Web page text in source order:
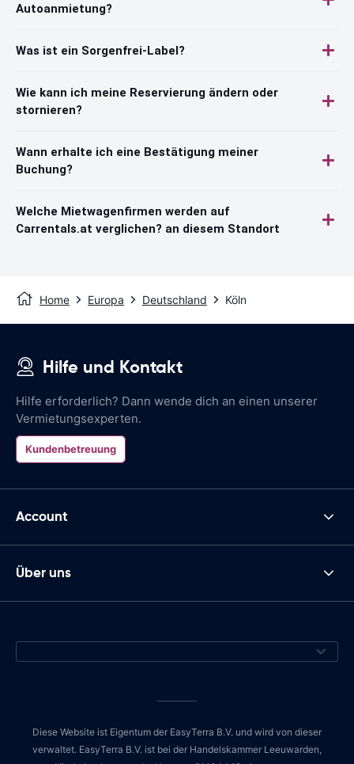
Autoanmietung?
Was ist ein Sorgenfrei-Label?
Wie kann ich meine Reservierung ändern oder
stornieren?
Wann erhalte ich eine Bestätigung meiner
Buchung?
Welche Mietwagenfirmen werden auf
Carrentals.at verglichen? an diesem Standort
Home Europa Deutschland Köln
Hilfe und Kontakt
Hilfe erforderlich? Dann wende dich an einen unserer
Vermietungsexperten.
Kundenbetreuung
Account
Über uns
Diese Website ist Eigentum der EasyTerra B.V. und wird von dieser
verwaltet. EasyTerra B.V. ist bei der Handelskammer Leeuwarden,